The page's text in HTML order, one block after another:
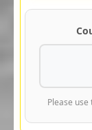
Please